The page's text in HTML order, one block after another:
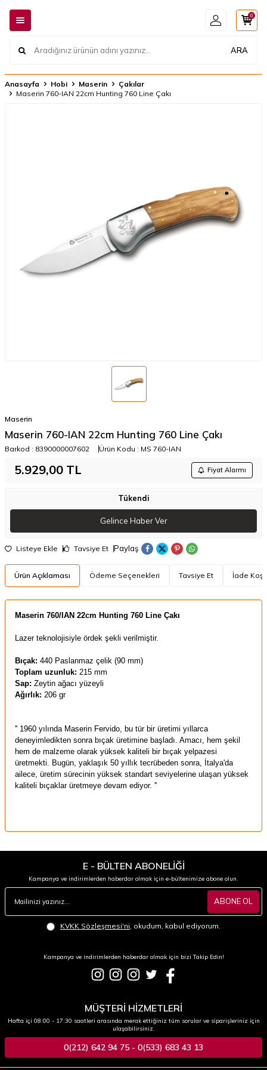
ARA
0
Anasayfa Hobi Maserin
Çakılar
Maserin 760-IAN 22cm Hunting 760 Line Çakı
Maserin
Maserin 760-IAN 22cm Hunting 760 Line Çakı
Barkod : 8390000007602 Ürün Kodu : MS 760-IAN
5.929,00 TL Fiyat Alarmı
Tükendi
Gelince Haber Ver
Listeye Ekle Tavsiye Et Paylaş
Ürün Açıklaması Ödeme Seçenekleri Tavsiye Et İade
Maserin 760/IAN 22cm Hunting 760 Line Çakı
Lazer teknolojisiyle ördek şekli verilmiştir.
Bıçak: 440 Paslanmaz çelik (90 mm)
Toplam uzunluk: 215 mm
Sap: Zeytin ağacı yüzeyli
Ağırlık: 206 gr
'' 1960 yılında Maserin Fervido, bu tür bir üretimi yıllarca
deneyimledikten sonra bıçak üretimine başladı. Amacı, hem şekil
hem de malzeme olarak yüksek kaliteli bir bıçak yelpazesi
üretmekti. Bugün, yaklaşık 50 yıllık tecrübeden sonra, İtalya'da
ailece, üretim sürecinin yüksek standart seviyelerine ulaşan yüksek
kaliteli bıçaklar üretmeye devam ediyor. ''
E - BÜLTEN ABONELİĞİ
Kampanya ve indirimlerden haberdar olmak için e-bültenimize abone olun.
ABONE OL
KVKK Sözleşmesi'ni , okudum, kabul ediyorum.
Kampanya ve indirimlerden haberdar olmak için bizi Takip Edin!
MÜŞTERİ HİZMETLERİ
Hafta içi 08:00 - 17:30 saatleri arasında merak ettiğiniz tüm sorular ve siparişleriniz için
ulaşabilirsiniz.
0(212) 642 94 75 - 0(533) 683 43 13